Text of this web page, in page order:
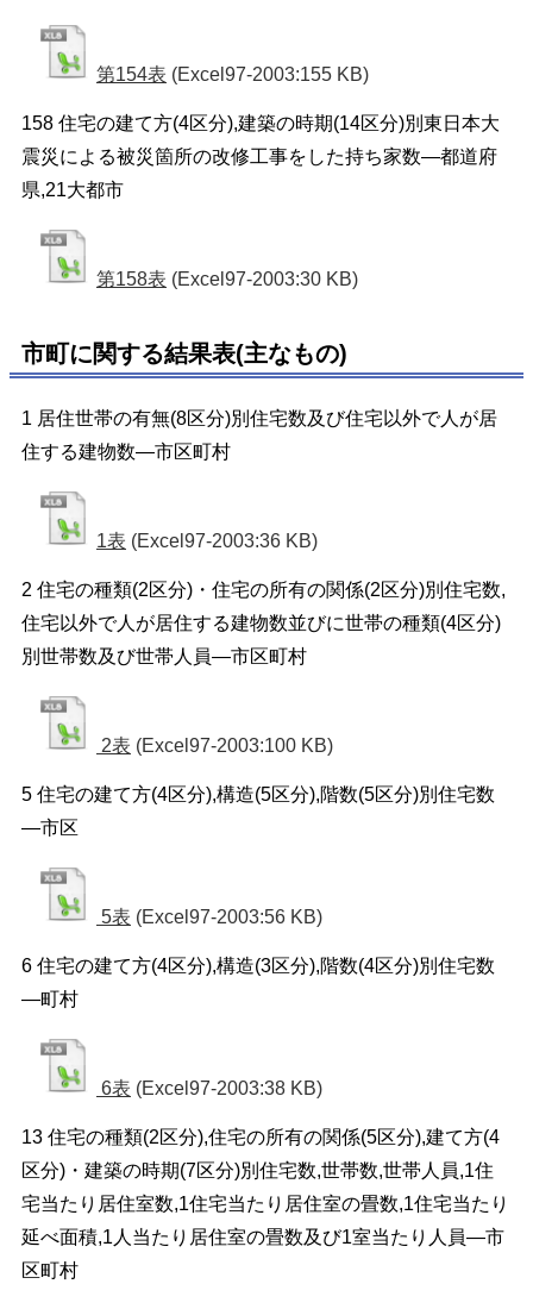
第154表 (Excel97-2003:155 KB)
158 住宅の建て方(4区分),建築の時期(14区分)別東日本大
震災による被災箇所の改修工事をした持ち家数―都道府
県,21大都市
第158表 (Excel97-2003:30 KB)
市町に関する結果表(主なもの)
1 居住世帯の有無(8区分)別住宅数及び住宅以外で人が居
住する建物数―市区町村
1表 (Excel97-2003:36 KB)
2 住宅の種類(2区分)・住宅の所有の関係(2区分)別住宅数,
住宅以外で人が居住する建物数並びに世帯の種類(4区分)
別世帯数及び世帯人員―市区町村
2表 (Excel97-2003:100 KB)
5 住宅の建て方(4区分),構造(5区分),階数(5区分)別住宅数
―市区
5表 (Excel97-2003:56 KB)
6 住宅の建て方(4区分),構造(3区分),階数(4区分)別住宅数
―町村
6表 (Excel97-2003:38 KB)
13 住宅の種類(2区分),住宅の所有の関係(5区分),建て方(4
区分)・建築の時期(7区分)別住宅数,世帯数,世帯人員,1住
宅当たり居住室数,1住宅当たり居住室の畳数,1住宅当たり
延べ面積,1人当たり居住室の畳数及び1室当たり人員―市
区町村